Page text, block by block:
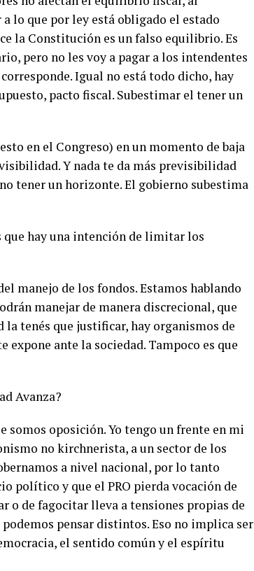
lo que por ley está obligado el estado
la Constitución es un falso equilibrio. Es
pero no les voy a pagar a los intendentes
Igual no está todo dicho, hay
pacto fiscal. Subestimar el tener un
en el Congreso) en un momento de baja
Y nada te da más previsibilidad
tener un horizonte. El gobierno subestima
que hay una intención de limitar los
manejo de los fondos. Estamos hablando
manejar de manera discrecional, que
tenés que justificar, hay organismos de
ante la sociedad. Tampoco es que
Avanza?
somos oposición. Yo tengo un frente en mi
no kirchnerista, a un sector de los
a nivel nacional, por lo tanto
político y que el PRO pierda vocación de
o de fagocitar lleva a tensiones propias de
pensar distintos. Eso no implica ser
el sentido común y el espíritu